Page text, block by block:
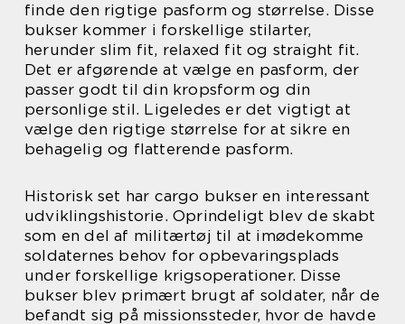
finde den rigtige pasform og størrelse. Disse
bukser kommer i forskellige stilarter,
herunder slim fit, relaxed fit og straight fit.
Det er afgørende at vælge en pasform, der
passer godt til din kropsform og din
personlige stil. Ligeledes er det vigtigt at
vælge den rigtige størrelse for at sikre en
behagelig og flatterende pasform.
Historisk set har cargo bukser en interessant
udviklingshistorie. Oprindeligt blev de skabt
som en del af militærtøj til at imødekomme
soldaternes behov for opbevaringsplads
under forskellige krigsoperationer. Disse
bukser blev primært brugt af soldater, når de
befandt sig på missionssteder, hvor de havde